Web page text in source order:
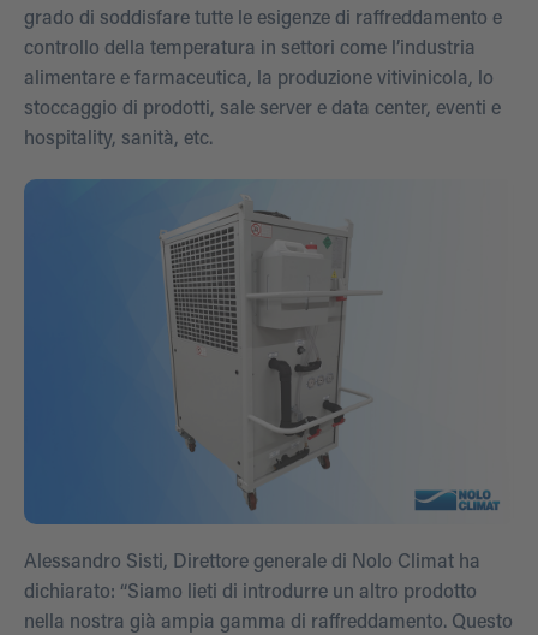
grado di soddisfare tutte le esigenze di raffreddamento e
controllo della temperatura in settori come l’industria
alimentare e farmaceutica, la produzione vitivinicola, lo
stoccaggio di prodotti, sale server e data center, eventi e
hospitality, sanità, etc.
Alessandro Sisti, Direttore generale di Nolo Climat ha
dichiarato: “Siamo lieti di introdurre un altro prodotto
nella nostra già ampia gamma di raffreddamento. Questo